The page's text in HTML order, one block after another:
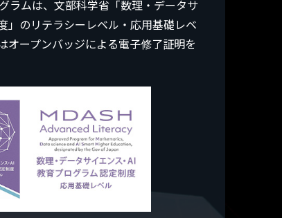
ラムは、文部科学省「数理・データサ
」のリテラシーレベル・応用基礎レベ
オープンバッジによる電子修了証明を